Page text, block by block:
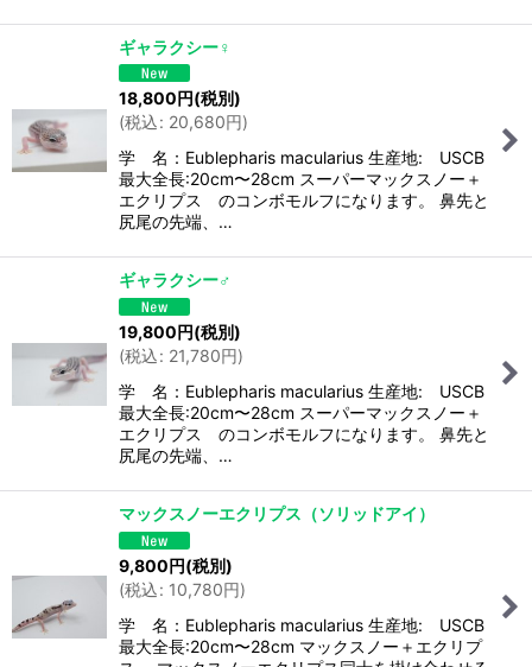
ギャラクシー♀
18,800 円(税別)
(税込: 20,680円)
学 名：Eublepharis macularius 生産地: USCB
最大全長:20cm〜28cm スーパーマックスノー＋
エクリプス のコンボモルフになります。 鼻先と
尻尾の先端、…
ギャラクシー♂
19,800円(税別)
(税込: 21,780円)
学 名：Eublepharis macularius 生産地: USCB
最大全長:20cm〜28cm スーパーマックスノー＋
エクリプス のコンボモルフになります。 鼻先と
尻尾の先端、…
マックスノーエクリプス（ソリッドアイ）
9,800円(税別)
(税込: 10,780円)
学 名：Eublepharis macularius 生産地: USCB
最大全長:20cm〜28cm マックスノー＋エクリプ